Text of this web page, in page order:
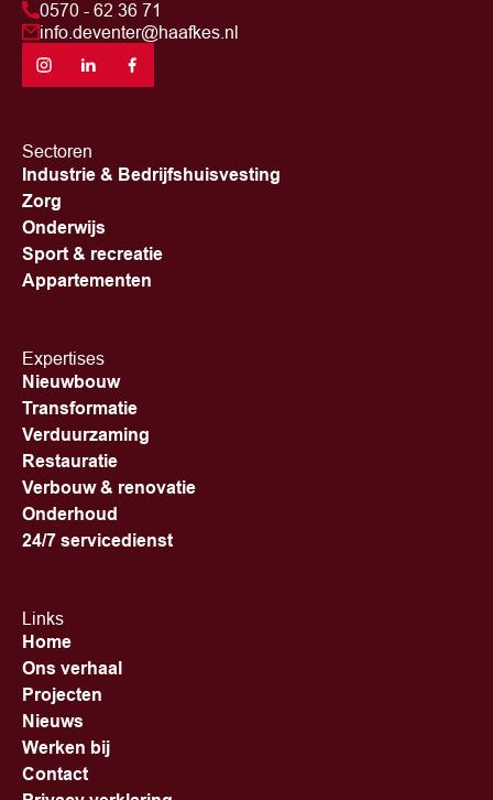
0570 - 62 36 71
info.deventer@haafkes.nl
Sectoren
Industrie & Bedrijfshuisvesting
Zorg
Onderwijs
Sport & recreatie
Appartementen
Expertises
Nieuwbouw
Transformatie
Verduurzaming
Restauratie
Verbouw & renovatie
Onderhoud
24/7 servicedienst
Links
Home
Ons verhaal
Projecten
Nieuws
Werken bij
Contact